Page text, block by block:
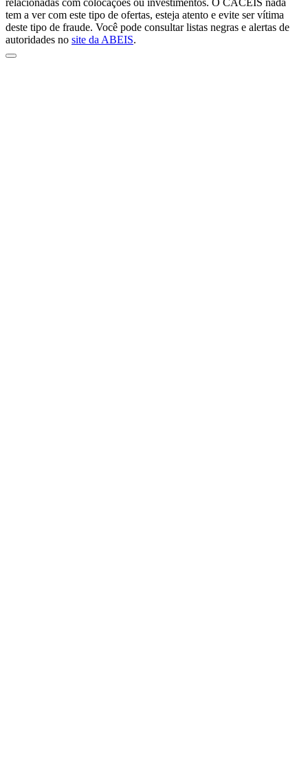
tem a ver com este tipo de ofertas, esteja atento e evite ser vítima
deste tipo de fraude. Você pode consultar listas negras e alertas de
autoridades no site da ABEIS.